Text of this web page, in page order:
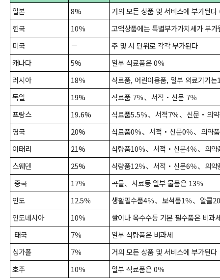
일본
8% 거의 모든 상품 및 서비스에 부가된다
힌국
10％
고액상품에는 특별부가가치세가 부
미국
－
주 및 시 단위로 각각 부가된다
캐나다
5% 일부 식료품은0％
러시아
18％ 식료품, 어린이용품, 일부 의료기기는
독일
19% 식료품 7％、 서적 ・ 신문 7％
프랑스
19.6% 식료품5.5％、 서적7％、 신문 ・ 의
영국
20% 식료품0％、 서적 ・ 신문0％、 의약
이태리
21% 식량품10％、 서적 ・ 신문4％、 의약
스웨덴
25% 식량품12％、 서적 ・ 신문6％、 의약
중국
17％ 곡물、 사료등 일부 물품은 13％
인도
12.5％ 생활필수품4％、 보석품1％、 알콜20
인도네시아
10％
쌀이나 옥수수등 기본 필수품은 비과
태국
7％
일부 식량품은 비과세
싱가폴
7％
거의 모든 상품 및 서비스에 부가된다
호주
10％ 일부 식료품은0％